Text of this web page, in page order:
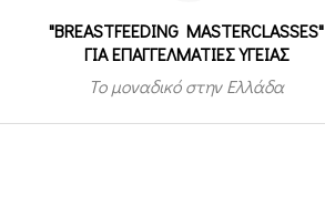
"BREASTFEEDING MASTERCLASSES"
ΓΙΑ ΕΠΑΓΓΕΛΜΑΤΙΕΣ ΥΓΕΙΑΣ
Το μοναδικό στην Ελλάδα